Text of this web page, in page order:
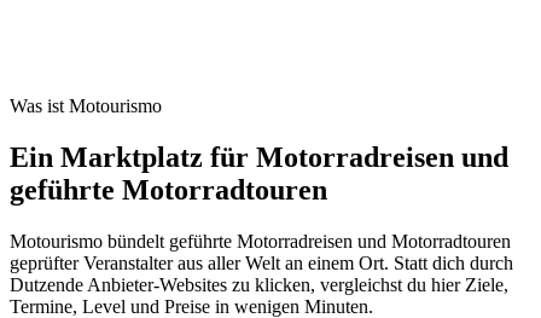
Was ist Motourismo
Ein Marktplatz für Motorradreisen und
geführte Motorradtouren
Motourismo bündelt geführte Motorradreisen und Motorradtouren
geprüfter Veranstalter aus aller Welt an einem Ort. Statt dich durch
Dutzende Anbieter-Websites zu klicken, vergleichst du hier Ziele,
Termine, Level und Preise in wenigen Minuten.